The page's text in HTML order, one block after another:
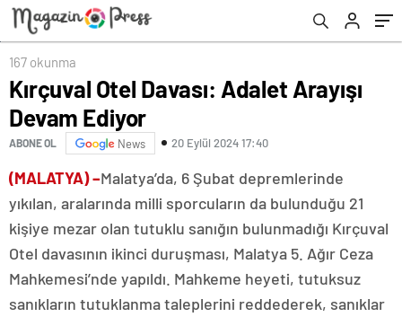
167 okunma
Kırçuval Otel Davası: Adalet Arayışı
Devam Ediyor
ABONE OL News 20 Eylül 2024 17:40
(MALATYA) –Malatya’da, 6 Şubat depremlerinde
yıkılan, aralarında milli sporcuların da bulunduğu 21
kişiye mezar olan tutuklu sanığın bulunmadığı Kırçuval
Otel davasının ikinci duruşması, Malatya 5. Ağır Ceza
Mahkemesi’nde yapıldı. Mahkeme heyeti, tutuksuz
sanıkların tutuklanma taleplerini reddederek, sanıklar